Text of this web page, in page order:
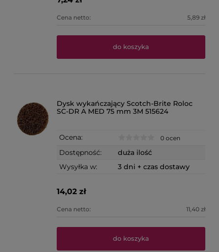
Cena netto: 5,89 zł
do koszyka
Dysk wykańczający Scotch-Brite Roloc
SC-DR A MED 75 mm 3M 515624
Ocena: 0 ocen
Dostępność:
duża ilość
Wysyłka w:
3 dni + czas dostawy
14,02 zł
Cena netto: 11,40 zł
do koszyka